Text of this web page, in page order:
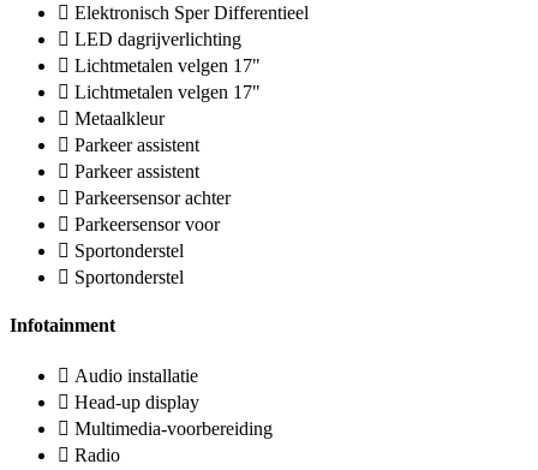
Elektronisch Sper Differentieel
LED dagrijverlichting
Lichtmetalen velgen 17"
Lichtmetalen velgen 17"
Metaalkleur
Parkeer assistent
Parkeer assistent
Parkeersensor achter
Parkeersensor voor
Sportonderstel
Sportonderstel
Infotainment
Audio installatie
Head-up display
Multimedia-voorbereiding
Radio